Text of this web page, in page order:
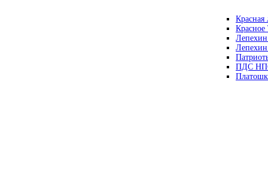
Красная
ПДС